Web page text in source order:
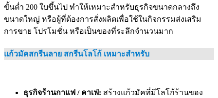
ขั้นต่ำ 200 ใบขึ้นไป ทำให้เหมาะสำหรับธุรกิจขนาดกลางถึง
ขนาดใหญ่ หรือผู้ที่ต้องการสั่งผลิตเพื่อใช้ในกิจกรรมส่งเสริม
การขาย โปรโมชั่น หรือเป็นของที่ระลึกจำนวนมาก
แก้วมัคสกรีนลาย สกรีนโลโก้ เหมาะสำหรับ
ธุรกิจร้านกาแฟ / คาเฟ่: สร้างแก้วมัคที่มีโลโก้ร้านของ